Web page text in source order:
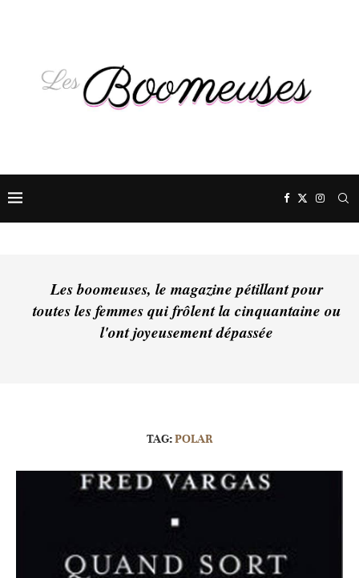
Les boomeuses, le magazine pétillant pour
toutes les femmes qui frôlent la cinquantaine ou
l'ont joyeusement dépassée
TAG:POLAR